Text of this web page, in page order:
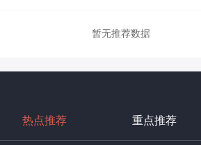
暂无推荐数据
热点推荐 重点推荐